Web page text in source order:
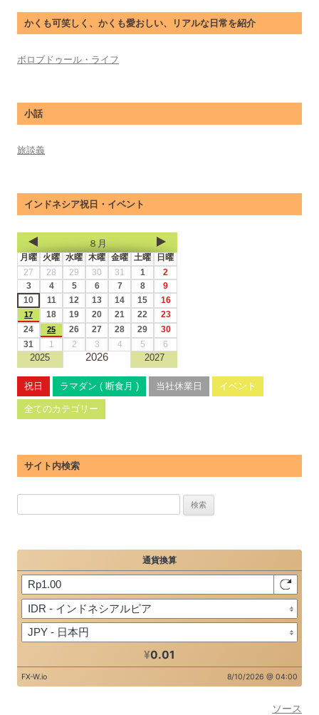
かくも可笑しく、かくも愛おしい、リアルな日常を紹介
ボロブドゥール・ライフ
小話
旅談義
インドネシア祝日・イベント
８月
月曜 火曜 水曜 木曜 金曜 土曜
日曜
27
28 29 30 31 1
2
3
4 5 6 7 8
9
10
11 12 13 14 15 16
17 18 19 20 21 22
23
24
25 26 27 28 29
30
31
1 2 3 4 5 6
2025 2026 2027
祝日 ラマダン ( 断食月 ) 当社休業日 イベント
全てのカテゴリー
サイト内検索
ソース